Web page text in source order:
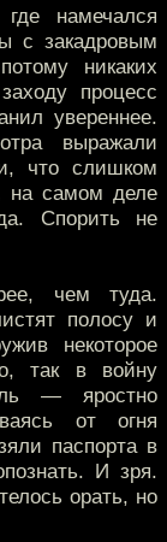
намечался
с закадровым
никаких
процесс
увереннее.
выражали
что слишком
на самом деле
Спорить не
чем туда.
полосу и
некоторое
так в войну
— яростно
от огня
паспорта в
И зря.
орать, но